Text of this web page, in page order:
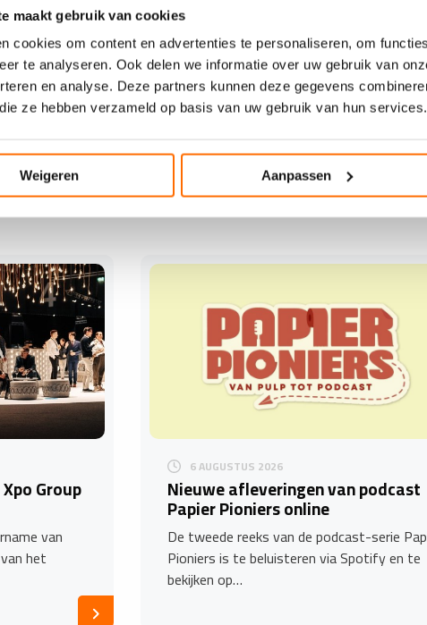
maakt gebruik van cookies
cookies om content en advertenties te personaliseren, om
te analyseren. Ook delen we informatie over uw gebruik van
en analyse. Deze partners kunnen deze gegevens
ze hebben verzameld op basis van uw gebruik van hun services.
Weigeren Aanpassen
tot ongeveer 18.00 uur bij ADC Nederland aan de Rietveldenweg
via dewebsite.
dePRINTmatters nieuwsbrief met het laatste nieuws
Group
van
het
6 AUGUSTUS 2026
Nieuwe afleveringen van podcast
Papier Pioniers online
De tweede reeks van de podcast-serie
Pioniers is te beluisteren via Spotify en te
bekijken op…